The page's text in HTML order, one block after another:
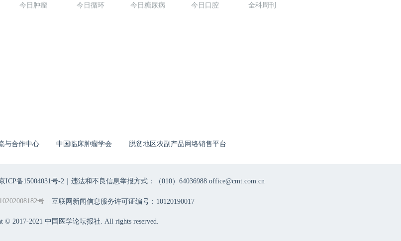
8月05日
今日肿瘤 今日循环 今日糖尿病 今日口腔 全科周刊
与合作中心 中国临床肿瘤学会 脱贫地区农副产品网络销售平台
ICP备15004031号-2 ｜违法和不良信息举报方式：（010）64036988 office@cmt.com.cn
号| 互联网新闻信息服务许可证编号：10120190017
© 2017-2021 中国医学论坛报社. All rights reserved.